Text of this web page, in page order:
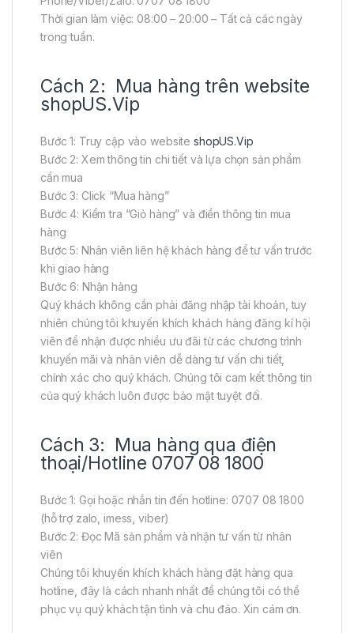
Thời gian làm việc: 08:00 – 20:00 – Tất cả các ngày
trong tuần.
Cách 2: Mua hàng trên website
shopUS.Vip
Bước 1: Truy cập vào website shopUS.Vip
Bước 2: Xem thông tin chi tiết và lựa chọn sản phẩm
cần mua
Bước 3: Click “Mua hàng”
Bước 4: Kiểm tra “Giỏ hàng” và điền thông tin mua
hàng
Bước 5: Nhân viên liên hệ khách hàng để tư vấn trước
khi giao hàng
Bước 6: Nhận hàng
Quý khách không cần phải đăng nhập tài khoản, tuy
nhiên chúng tôi khuyến khích khách hàng đăng kí hội
viên để nhận được nhiều ưu đãi từ các chương trình
khuyến mãi và nhân viên dễ dàng tư vấn chi tiết,
chính xác cho quý khách. Chúng tôi cam kết thông tin
của quý khách luôn được bảo mật tuyệt đối.
Cách 3: Mua hàng qua điện
thoại/Hotline 0707 08 1800
Bước 1: Gọi hoặc nhắn tin đến hotline: 0707 08 1800
(hỗ trợ zalo, imess, viber)
Bước 2: Đọc Mã sản phẩm và nhận tư vấn từ nhân
viên
Chúng tôi khuyến khích khách hàng đặt hàng qua
hotline, đây là cách nhanh nhất để chúng tôi có thể
phục vụ quý khách tận tình và chu đáo. Xin cám ơn.